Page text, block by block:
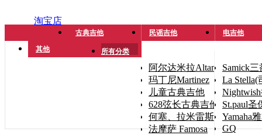
淘宝店
古典吉他 民谣吉他
电吉他
其他
所有分类
阿尔达米拉Altamira
玛丁尼Martinez
儿童古典吉他
628弦长古典吉他（手小人
何塞、拉米雷斯José
法摩萨 Famosa
Samick
La
St.paul圣
Yamaha
GQ